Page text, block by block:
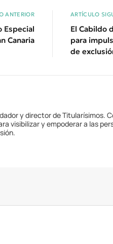
ANTERIOR
Especial
Canaria
ARTÍCULO
El Cabildo
para
de
y director de Titularísimos.
visibilizar y empoderar a las